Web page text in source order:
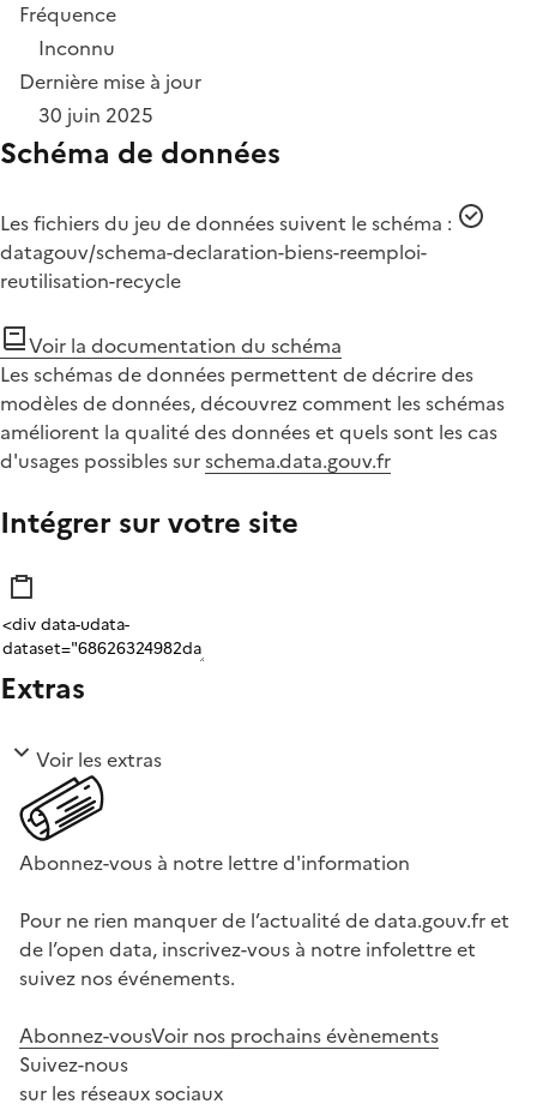
Fréquence
Inconnu
Dernière mise à jour
30 juin 2025
Schéma de données
Les fichiers du jeu de données suivent le schéma :
datagouv/schema-declaration-biens-reemploi-
reutilisation-recycle
Voir la documentation du schéma
Les schémas de données permettent de décrire des
modèles de données, découvrez comment les schémas
améliorent la qualité des données et quels sont les cas
d'usages possibles surschema.data.gouv.fr
Intégrer sur votre site
Extras
Voir les extras
Abonnez-vous à notre lettre d'information
Pour ne rien manquer de l’actualité de data.gouv.fr et
de l’open data, inscrivez-vous à notre infolettre et
suivez nos événements.
Abonnez-vousVoir nos prochains évènements
Suivez-nous
sur les réseaux sociaux